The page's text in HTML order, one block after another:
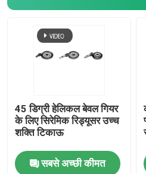
45 डिग्री हेलिकल बेवल गियर
के लिए सिरेमिक रिड्यूसर उच्च
शक्ति टिकाऊ
सबसे अच्छी कीमत